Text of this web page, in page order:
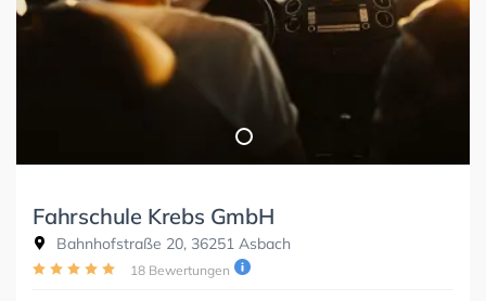
Fahrschule Krebs GmbH
Bahnhofstraße 20, 36251 Asbach
18 Bewertungen